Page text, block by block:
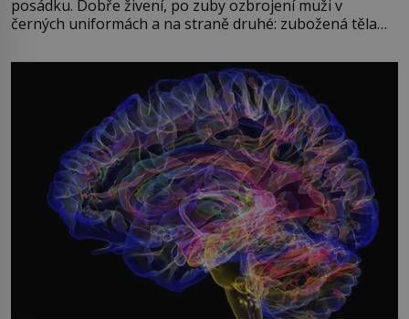
posádku. Dobře živení, po zuby ozbrojení muži v
černých uniformách a na straně druhé: zubožená těla
přízračná scéna znamená? Je jaro roku 1945, druhá
světová válka se chýlí ke konci. Jezero Stolpsee